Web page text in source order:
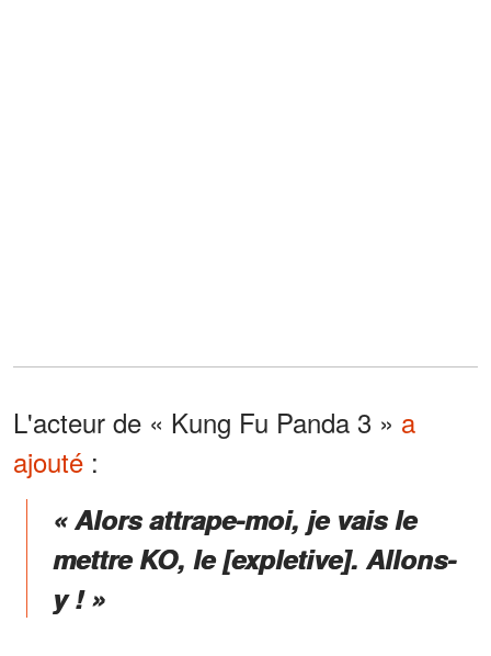
L'acteur de « Kung Fu Panda 3 » a
ajouté :
« Alors attrape-moi, je vais le
mettre KO, le [expletive]. Allons-
y ! »